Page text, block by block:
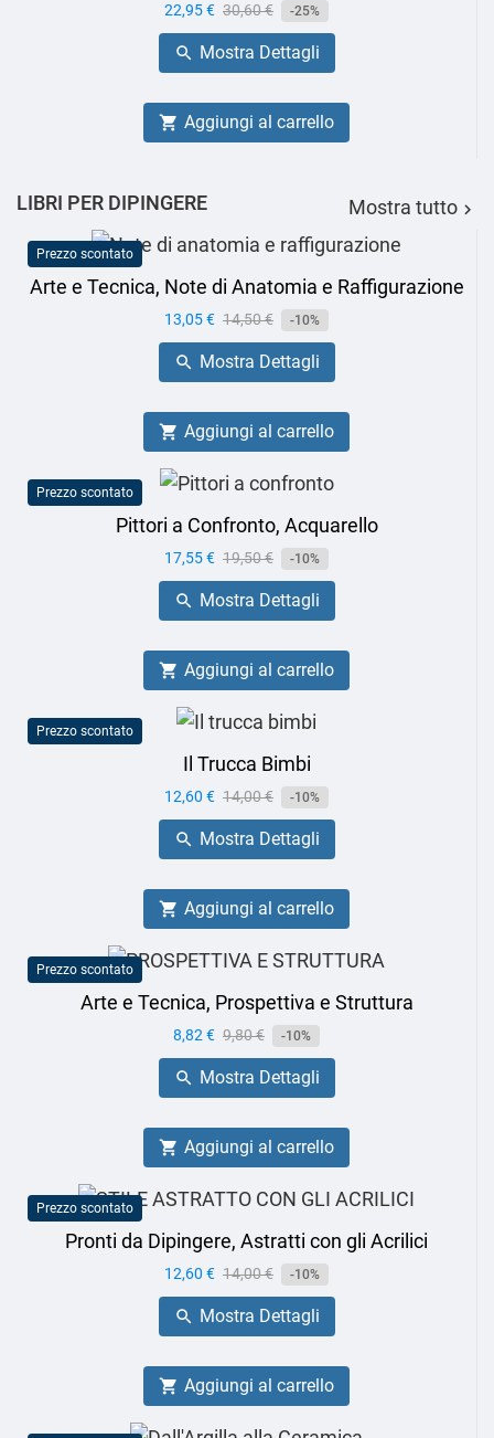
Prezzo
22,95 € Prezzo
base
30,60 € -25%
 Mostra Dettagli
 Aggiungi al carrello
LIBRI PER DIPINGERE Mostra tutto 
Prezzo scontato
Arte e Tecnica, Note di Anatomia e Raffigurazione
Prezzo
13,05 € Prezzo
base
14,50 € -10%
 Mostra Dettagli
 Aggiungi al carrello
Prezzo scontato
Pittori a Confronto, Acquarello
Prezzo
17,55 € Prezzo
base
19,50 € -10%
 Mostra Dettagli
 Aggiungi al carrello
Prezzo scontato
Il Trucca Bimbi
Prezzo
12,60 € Prezzo
base
14,00 € -10%
 Mostra Dettagli
 Aggiungi al carrello
Prezzo scontato
Arte e Tecnica, Prospettiva e Struttura
Prezzo
8,82 € Prezzo
base
9,80 € -10%
 Mostra Dettagli
 Aggiungi al carrello
Prezzo scontato
Pronti da Dipingere, Astratti con gli Acrilici
Prezzo
12,60 € Prezzo
base
14,00 € -10%
 Mostra Dettagli
 Aggiungi al carrello